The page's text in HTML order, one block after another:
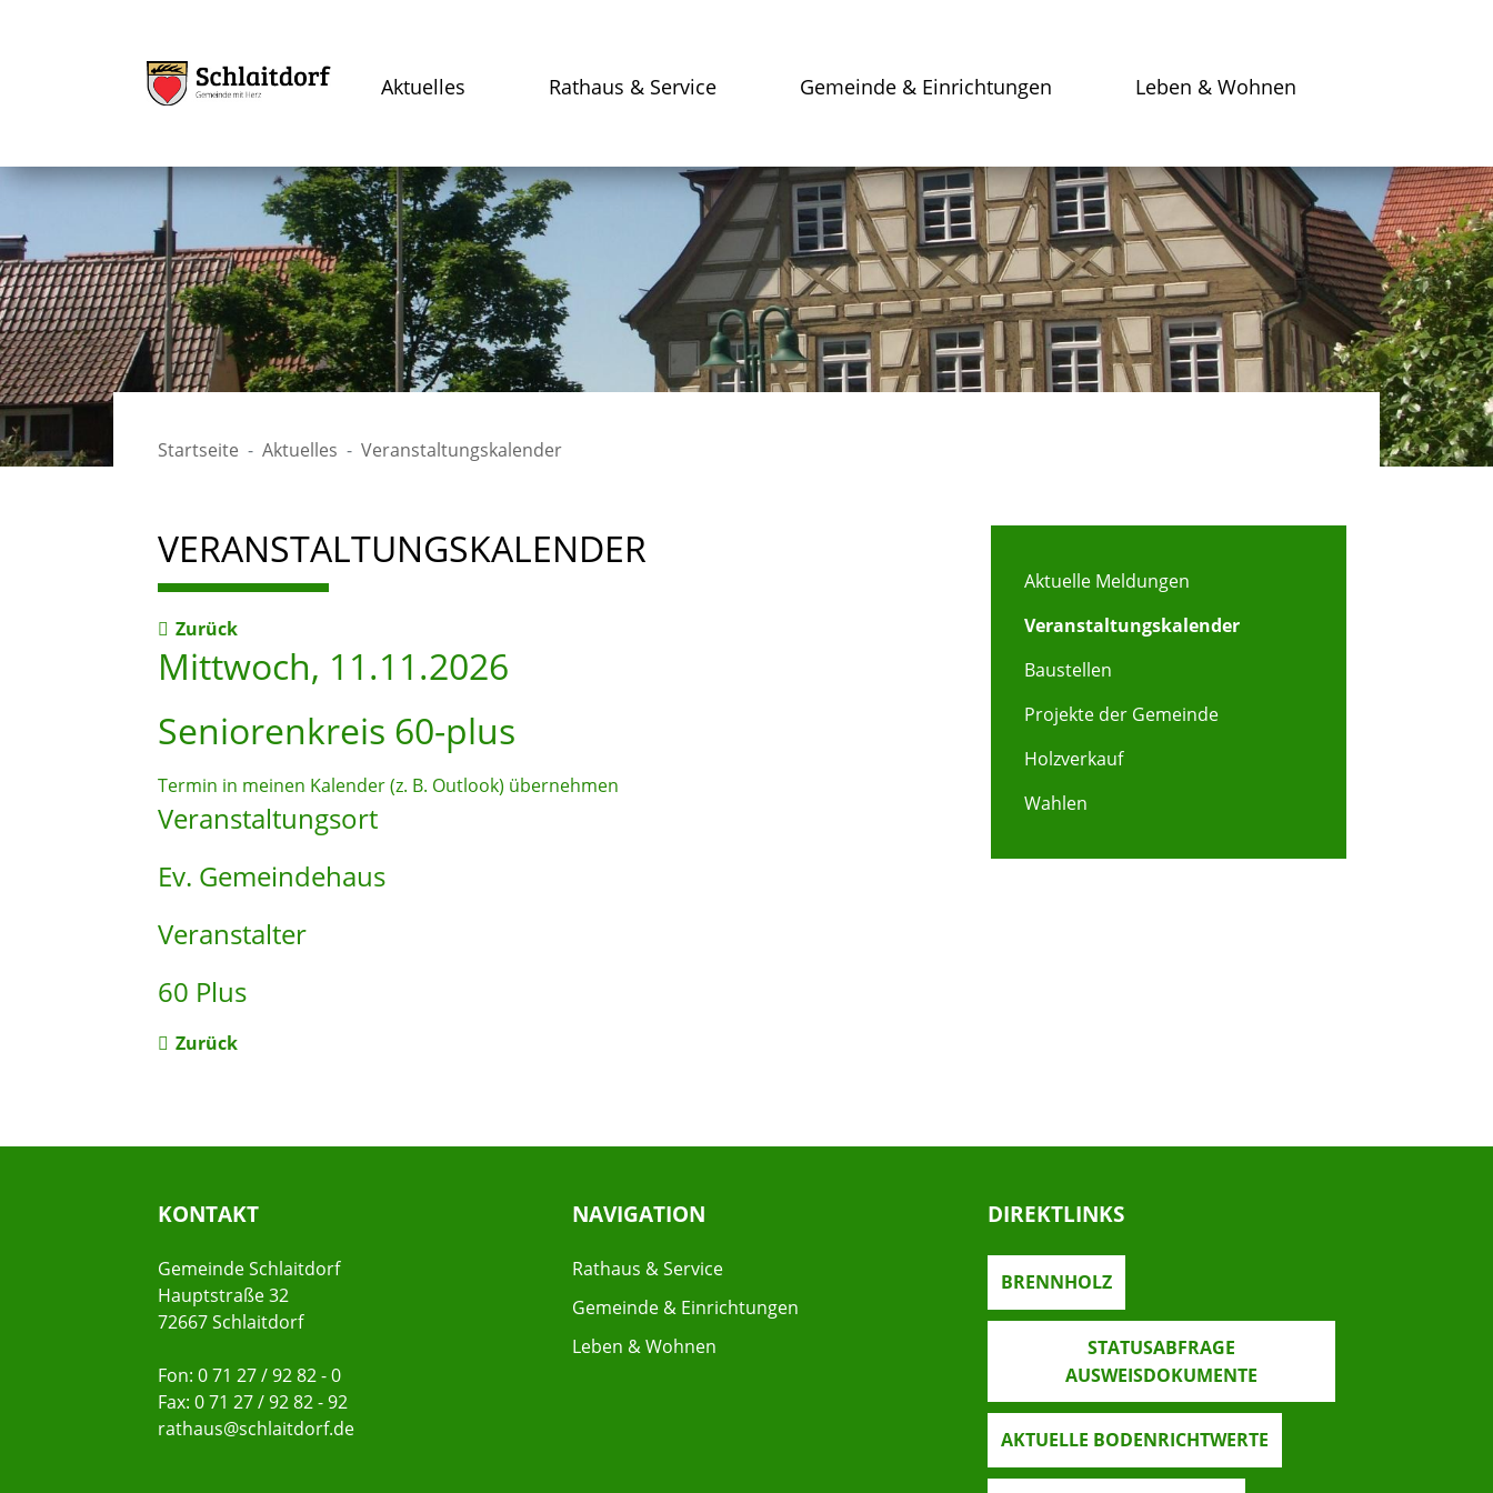
Aktuelles Rathaus & Service Gemeinde & Einrichtungen Leben & Wohnen
Startseite Aktuelles Veranstaltungskalender
VERANSTALTUNGSKALENDER
Zurück
Mittwoch, 11.11.2026
Seniorenkreis 60-plus
Termin in meinen Kalender (z. B. Outlook) übernehmen
Veranstaltungsort
Ev. Gemeindehaus
Veranstalter
60 Plus
Zurück
Aktuelle Meldungen
Veranstaltungskalender
Baustellen
Projekte der Gemeinde
Holzverkauf
Wahlen
KONTAKT
Gemeinde Schlaitdorf
Hauptstraße 32
72667 Schlaitdorf
Fon: 0 71 27 / 92 82 - 0
Fax: 0 71 27 / 92 82 - 92
rathaus@schlaitdorf.de
NAVIGATION
Rathaus & Service
Gemeinde & Einrichtungen
Leben & Wohnen
DIREKTLINKS
BRENNHOLZ
STATUSABFRAGE
AUSWEISDOKUMENTE
AKTUELLE BODENRICHTWERTE